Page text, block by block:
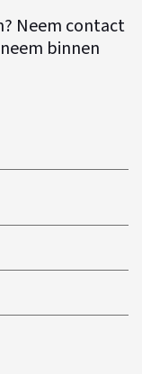
Neem contact
binnen